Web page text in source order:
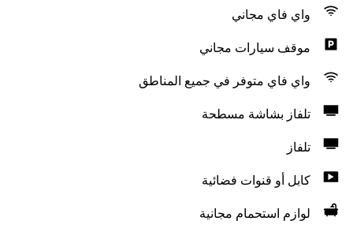
واي فاي مجاني
موقف سيارات مجاني
واي فاي متوفر في جميع المناطق
تلفاز بشاشة مسطحة
تلفاز
كابل أو قنوات فضائية
لوازم استحمام مجانية